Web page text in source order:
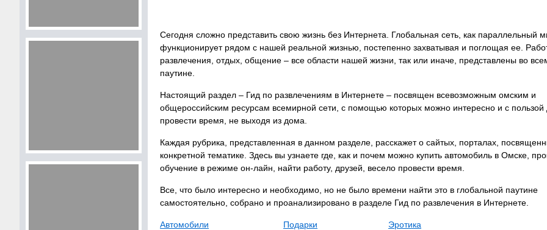
Сегодня сложно представить свою жизнь без Интернета. Глобальная сеть, как параллельный
функционирует рядом с нашей реальной жизнью, постепенно захватывая и поглощая ее.
развлечения, отдых, общение – все области нашей жизни, так или иначе, представлены во
паутине.
Настоящий раздел – Гид по развлечениям в Интернете – посвящен всевозможным омским и
общероссийским ресурсам всемирной сети, с помощью которых можно интересно и с пользой
провести время, не выходя из дома.
Каждая рубрика, представленная в данном разделе, расскажет о сайтых, порталах,
конкретной тематике. Здесь вы узнаете где, как и почем можно купить автомобиль в Омске,
обучение в режиме он-лайн, найти работу, друзей, весело провести время.
Все, что было интересно и необходимо, но не было времени найти это в глобальной паутине
самостоятельно, собрано и проанализировано в разделе Гид по развлечения в Интернете.
Автомобили Подарки
Эротика